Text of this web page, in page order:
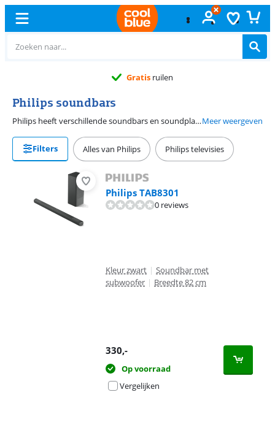
Gratis ruilen
Philips soundbars
Philips heeft verschillende soundbars en soundplates die je tv-geluid naar een hoger niveau tillen. Met een Philips soundbar beleef je films met een krachtig surround geluid. Een bekende soundbar van Philips is de Philips Fidelio. Met deze soundbar kun je genieten van echt surround sound, maar dan draadloos! Koppel de linker en de rechter speaker van de soundbar los en plaats deze op een willekeurige plek in de woonkamerMeer weergeven
Filters Alles van Philips Philips televisies
Philips TAB8301
0 reviews
Kleur zwart | Soundbar met
subwoofer | Breedte 82 cm
330,-
Op voorraad
Vergelijken